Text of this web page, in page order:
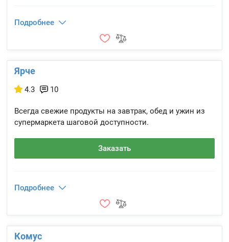
Подробнее
Ярче
4.3 10
Всегда свежие продукты на завтрак, обед и ужин из
супермаркета шаговой доступности.
Заказать
Подробнее
Комус